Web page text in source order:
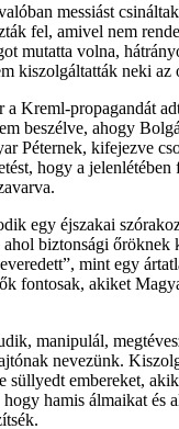
messiást
fel, amivel nem
mutatta volna,
kiszolgáltatták neki az
Kreml-propagandát
beszélve, ahogy
Péternek, kifejezve
hogy a jelenlétében
egy éjszakai
biztonsági őröknek
mint egy
fontosak, akiket
manipulál,
nevezünk.
süllyedt embereket,
hamis álmaikat és